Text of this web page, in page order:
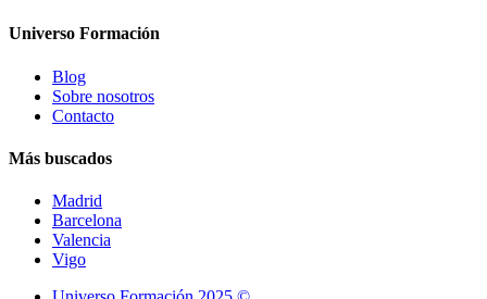
Universo Formación
Blog
Sobre nosotros
Contacto
Más buscados
Madrid
Barcelona
Valencia
Vigo